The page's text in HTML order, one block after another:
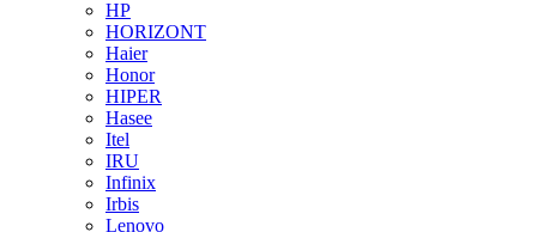
HP
HORIZONT
Haier
Honor
HIPER
Hasee
Itel
IRU
Infinix
Irbis
Lenovo